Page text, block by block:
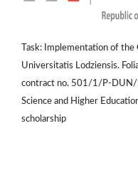
Task: Implementation of
Universitatis Lodziensis.
contract no. 501/1/P-
Science and Higher
scholarship